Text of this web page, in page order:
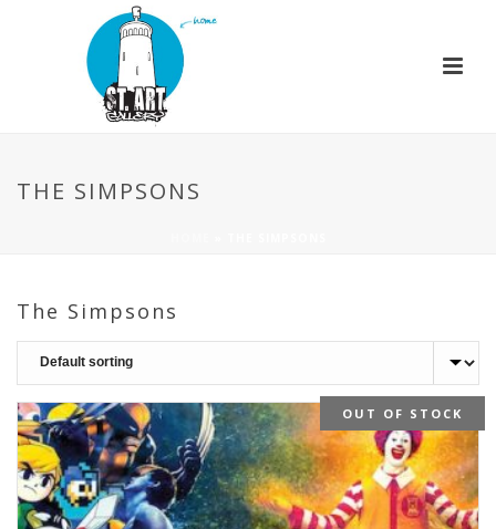
THE SIMPSONS
The Simpsons
OUT OF STOCK